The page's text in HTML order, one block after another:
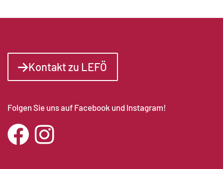
Kontakt zu LEFÖ
Folgen Sie uns auf Facebook und Instagram!